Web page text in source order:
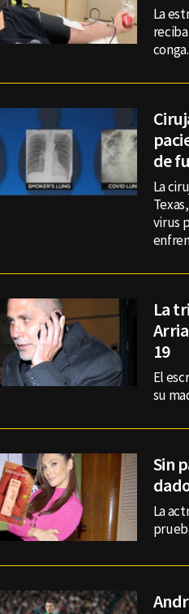
La
conga.
de
La
virus
La
19
El
su
Sin
La